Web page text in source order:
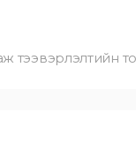
тээвэрлэлтийн